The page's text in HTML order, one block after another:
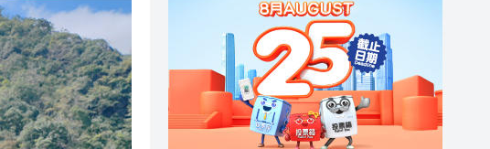
23:17
23:12
23:12
23:00